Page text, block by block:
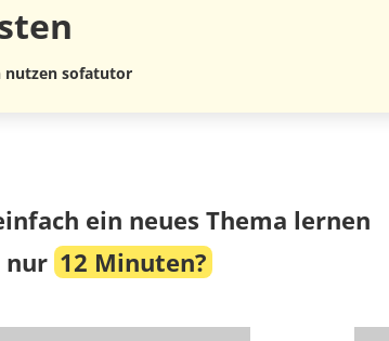
nutzen sofatutor
ein neues Thema lernen
nur 12 Minuten?